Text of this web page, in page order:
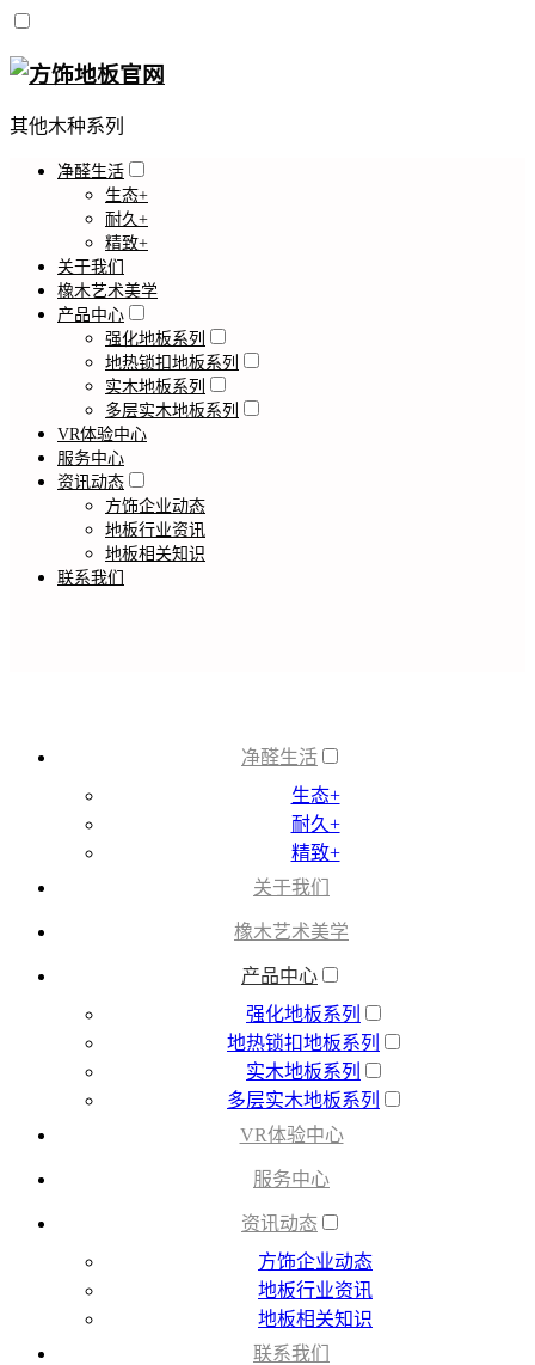
其他木种系列
净醛生活
生态+
耐久+
精致+
关于我们
橡木艺术美学
产品中心
强化地板系列
地热锁扣地板系列
实木地板系列
多层实木地板系列
VR体验中心
服务中心
资讯动态
方饰企业动态
地板行业资讯
地板相关知识
联系我们
净醛生活
生态+
耐久+
精致+
关于我们
橡木艺术美学
产品中心
强化地板系列
地热锁扣地板系列
实木地板系列
多层实木地板系列
VR体验中心
服务中心
资讯动态
方饰企业动态
地板行业资讯
地板相关知识
联系我们